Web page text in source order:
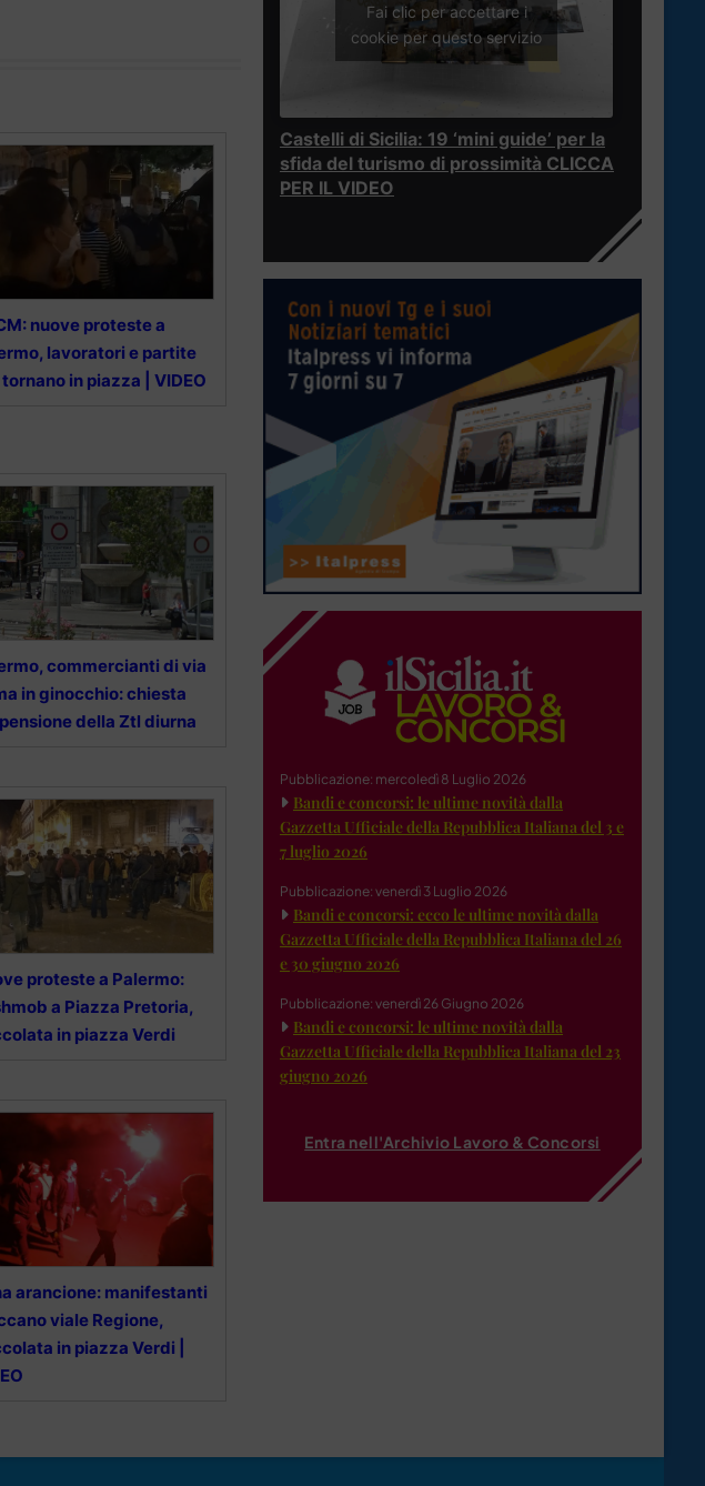
nuove proteste a
lavoratori e partite
tornano in piazza | VIDEO
commercianti di via
in ginocchio: chiesta
della Ztl diurna
proteste a Palermo:
a Piazza Pretoria,
in piazza Verdi
arancione: manifestanti
viale Regione,
in piazza Verdi |
Fai clic per accettare i
cookie per questo servizio
Castelli di Sicilia: 19 ‘mini guide’ per la
sfida del turismo di prossimità CLICCA
PER IL VIDEO
Pubblicazione: mercoledì 8 Luglio 2026
Bandi e concorsi: le ultime novità dalla
Gazzetta Ufficiale della Repubblica Italiana del 3 e
7 luglio 2026
Pubblicazione: venerdì 3 Luglio 2026
Bandi e concorsi: ecco le ultime novità dalla
Gazzetta Ufficiale della Repubblica Italiana del 26
e 30 giugno 2026
Pubblicazione: venerdì 26 Giugno 2026
Bandi e concorsi: le ultime novità dalla
Gazzetta Ufficiale della Repubblica Italiana del 23
giugno 2026
Entra nell'Archivio Lavoro & Concorsi